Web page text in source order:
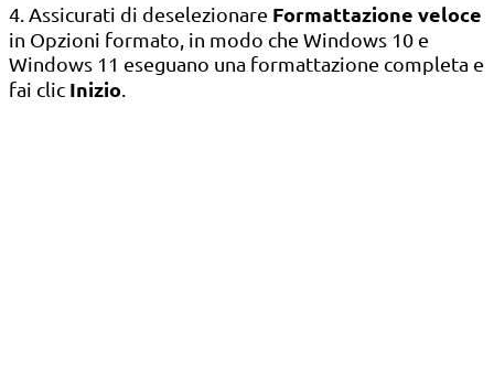
4. Assicurati di deselezionare Formattazione veloce
in Opzioni formato, in modo che Windows 10 e
Windows 11 eseguano una formattazione completa e
fai clic Inizio